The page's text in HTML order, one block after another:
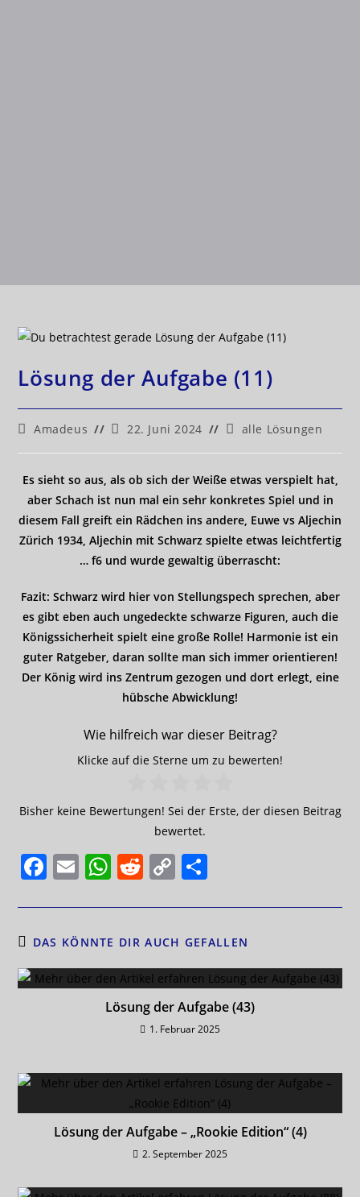
Lösung der Aufgabe (11)
Amadeus 22. Juni 2024 alle Lösungen
Es sieht so aus, als ob sich der Weiße etwas verspielt hat,
aber Schach ist nun mal ein sehr konkretes Spiel und in
diesem Fall greift ein Rädchen ins andere, Euwe vs Aljechin
Zürich 1934, Aljechin mit Schwarz spielte etwas leichtfertig
… f6 und wurde gewaltig überrascht:
Fazit: Schwarz wird hier von Stellungspech sprechen, aber
es gibt eben auch ungedeckte schwarze Figuren, auch die
Königssicherheit spielt eine große Rolle! Harmonie ist ein
guter Ratgeber, daran sollte man sich immer orientieren!
Der König wird ins Zentrum gezogen und dort erlegt, eine
hübsche Abwicklung!
Wie hilfreich war dieser Beitrag?
Klicke auf die Sterne um zu bewerten!
Bisher keine Bewertungen! Sei der Erste, der diesen Beitrag
bewertet.
F
c
e
b
o
E
ai
l
W
at
s
A
p
p
R
d
di
t
C
p
y
Li
n
k
le
n
DAS KÖNNTE DIR AUCH GEFALLEN
Lösung der Aufgabe (43)
1. Februar 2025
Lösung der Aufgabe – „Rookie Edition“ (4)
2. September 2025